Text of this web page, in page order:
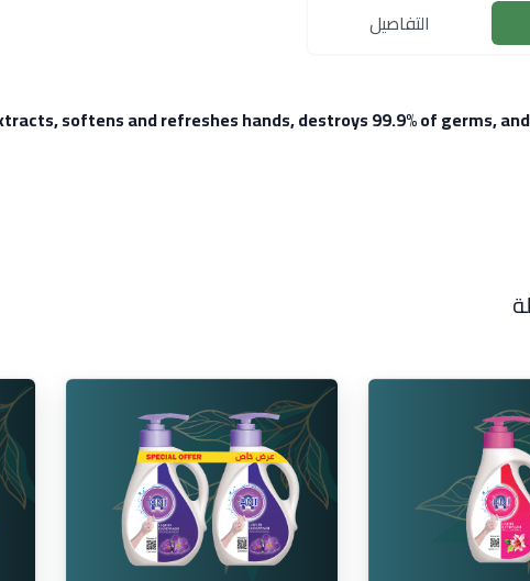
التفاصيل
softens and refreshes hands, destroys 99.9% of germs,